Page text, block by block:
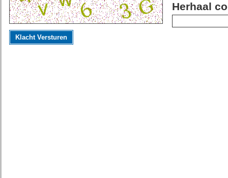
Herhaal
Klacht Versturen